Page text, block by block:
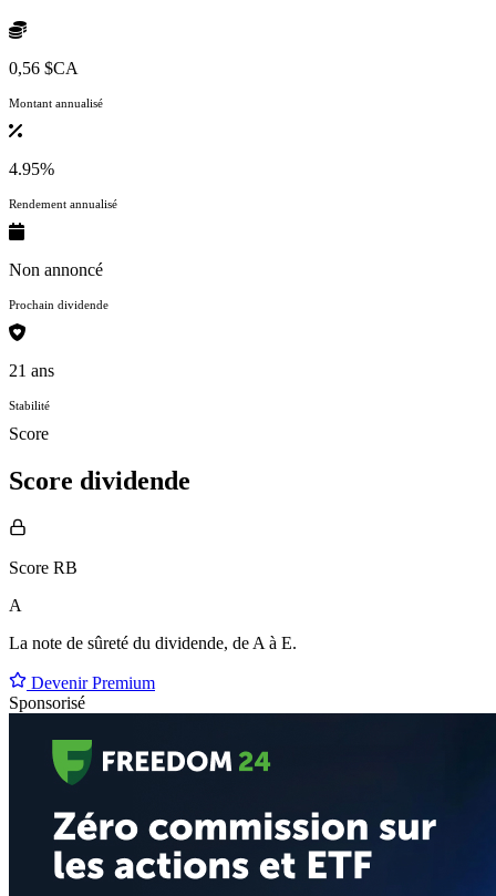
0,56 $CA
Montant annualisé
4.95%
Rendement annualisé
Non annoncé
Prochain dividende
21 ans
Stabilité
Score
Score dividende
Score RB
A
La note de sûreté du dividende, de A à E.
Devenir Premium
Sponsorisé